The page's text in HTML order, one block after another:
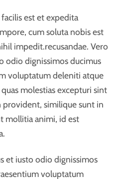
est et expedita
cum soluta nobis est
impedit.recusandae. Vero
odio dignissimos ducimus
voluptatum deleniti atque
molestias excepturi sint
similique sunt in
mollitia animi, id est
et iusto odio dignissimos
voluptatum